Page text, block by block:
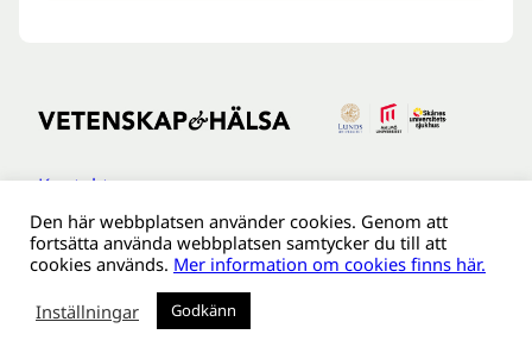
Kontakt
Tillgänglighetsredogöreldse
Om webbplatsen
Behandling av personuppgifter
Den här webbplatsen använder cookies. Genom att
fortsätta använda webbplatsen samtycker du till att
cookies används. Mer information om cookies finns här.
Inställningar
Godkänn